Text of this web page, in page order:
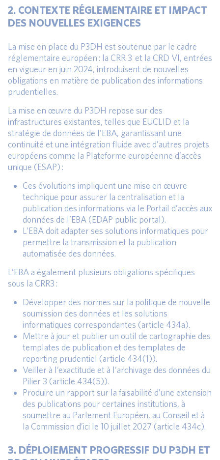
2. CONTEXTE RÉGLEMENTAIRE ET IMPACT
DES NOUVELLES EXIGENCES
La mise en place du P3DH est soutenue par le cadre
réglementaire européen : la CRR 3 et la CRD VI, entrées
en vigueur en juin 2024, introduisent de nouvelles
obligations en matière de publication des informations
prudentielles.
La mise en œuvre du P3DH repose sur des
infrastructures existantes, telles que EUCLID et la
stratégie de données de l’EBA, garantissant une
continuité et une intégration fluide avec d’autres projets
européens comme la Plateforme européenne d’accès
unique (ESAP) :
Ces évolutions impliquent une mise en œuvre
technique pour assurer la centralisation et la
publication des informations via le Portail d’accès aux
données de l’EBA (EDAP public portal).
L’EBA doit adapter ses solutions informatiques pour
permettre la transmission et la publication
automatisée des données.
L’EBA a également plusieurs obligations spécifiques
sous la CRR3 :
Développer des normes sur la politique de nouvelle
soumission des données et les solutions
informatiques correspondantes (article 434a).
Mettre à jour et publier un outil de cartographie des
templates de publication et des templates de
reporting prudentiel (article 434(1)).
Veiller à l’exactitude et à l’archivage des données du
Pilier 3 (article 434(5)).
Produire un rapport sur la faisabilité d’une extension
des publications pour certaines institutions, à
soumettre au Parlement Européen, au Conseil et à
la Commission d’ici le 10 juillet 2027 (article 434c).
3. DÉPLOIEMENT PROGRESSIF DU P3DH ET